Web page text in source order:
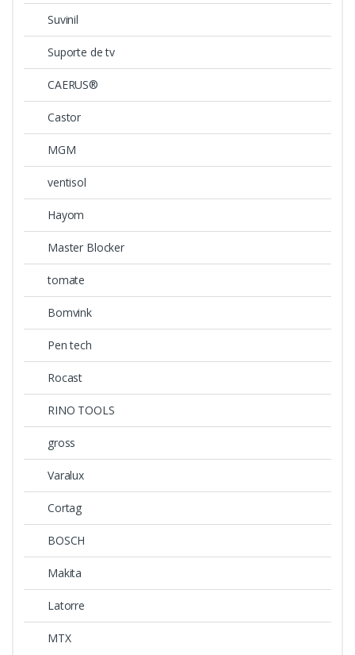
Suvinil
Suporte de tv
CAERUS®
Castor
MGM
ventisol
Hayom
Master Blocker
tomate
Bomvink
Pen tech
Rocast
RINO TOOLS
gross
Varalux
Cortag
BOSCH
Makita
Latorre
MTX